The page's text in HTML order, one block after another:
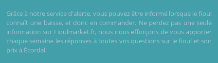
Grâce à notre service d'alerte, vous pouvez être informé lorsque le fioul
connaît une baisse, et donc en commander. Ne perdez pas une seule
information sur Fioulmarket.fr, nous nous efforçons de vous apporter
chaque semaine les réponses à toutes vos questions sur le fioul et son
prix à Écordal.